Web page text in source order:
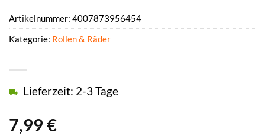
7,99 €
Lieferzeit: 2-3 Tage
Artikelnummer: 4007873956454
Kategorie: Rollen & Räder